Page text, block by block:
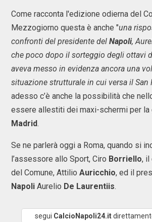
Come racconta l'edizione odierna del
Mezzogiorno questa è anche "una
confronti del presidente del Napoli,
che poco dopo il sorteggio degli ottavi
aveva messo in evidenza ancora una
situazione strutturale in cui versa il San
adesso c’è anche la possibilità che
essere allestiti dei maxi-schermi per la
Madrid.
Se ne parlerà oggi a Roma, quando si
l’assessore allo Sport, Ciro Borriello, il
del Comune, Attilio Auricchio, ed il
Napoli Aurelio De Laurentiis.
segui CalcioNapoli24.it